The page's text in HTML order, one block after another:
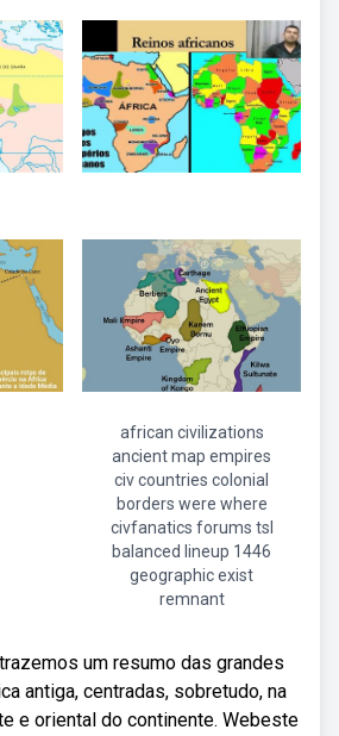
african civilizations
ancient map empires
civ countries colonial
borders were where
civfanatics forums tsl
balanced lineup 1446
geographic exist
remnant
um resumo das grandes
antiga, centradas, sobretudo, na
e oriental do continente. Webeste